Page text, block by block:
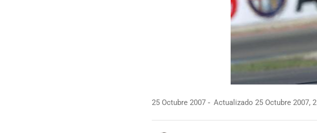
25 Octubre 2007 Actualizado 25 Octubre 2007,